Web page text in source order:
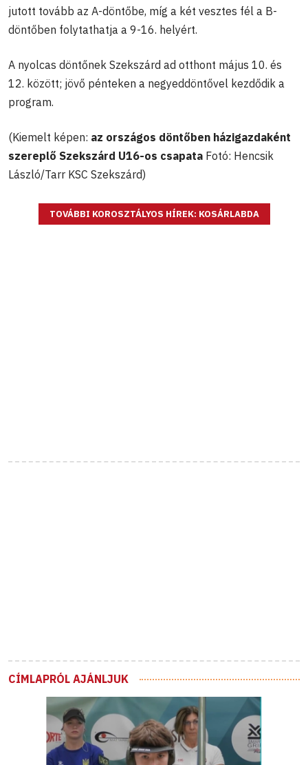
jutott tovább az A-döntőbe, míg a két vesztes fél a B-
döntőben folytathatja a 9-16. helyért.
A nyolcas döntőnek Szekszárd ad otthont május 10. és
12. között; jövő pénteken a negyeddöntővel kezdődik a
program.
(Kiemelt képen: az országos döntőben házigazdaként
szereplő Szekszárd U16-os csapata Fotó: Hencsik
László/Tarr KSC Szekszárd)
TOVÁBBI KOROSZTÁLYOS HÍREK: KOSÁRLABDA
CÍMLAPRÓL AJÁNLJUK